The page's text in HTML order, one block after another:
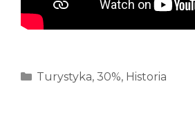
Kategorie
Turystyka, 30%, Historia